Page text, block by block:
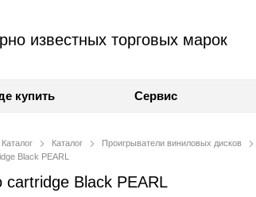
известных торговых марок
купить Сервис
Каталог Каталог Проигрыватели виниловых дисков
Black PEARL
cartridge Black PEARL